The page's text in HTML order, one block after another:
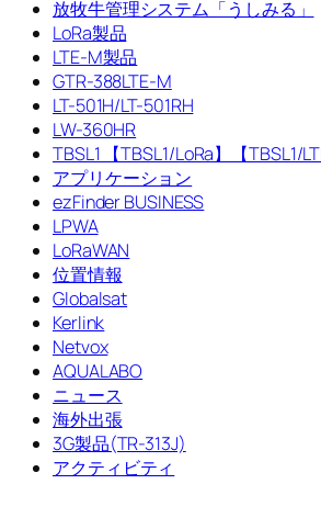
放牧牛管理システム「うしみる」
LoRa製品
LTE-M製品
GTR-388LTE-M
LT-501H/LT-501RH
LW-360HR
TBSL1 【TBSL1/LoRa】【TBSL1/
アプリケーション
ezFinder BUSINESS
LPWA
LoRaWAN
位置情報
Globalsat
Kerlink
Netvox
AQUALABO
ニュース
海外出張
3G製品(TR-313J)
アクティビティ